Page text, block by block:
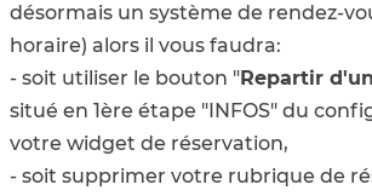
désormais un système de rendez-
horaire) alors il vous faudra:
- soit utiliser le bouton " Repartir
situé en 1ère étape "INFOS" du
votre widget de réservation,
- soit supprimer votre rubrique de